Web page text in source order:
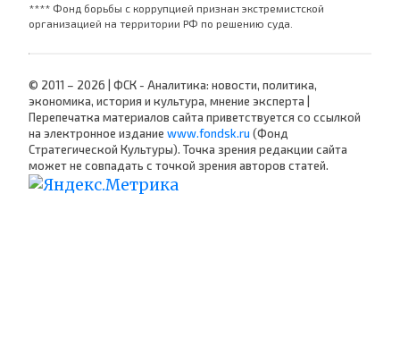
**** Фонд борьбы с коррупцией признан экстремистской
организацией на территории РФ по решению суда.
© 2011 – 2026 | ФСК - Аналитика: новости, политика,
экономика, история и культура, мнение эксперта |
Перепечатка материалов сайта приветствуется со ссылкой
на электронное издание www.fondsk.ru (Фонд
Стратегической Культуры). Точка зрения редакции сайта
может не совпадать с точкой зрения авторов статей.